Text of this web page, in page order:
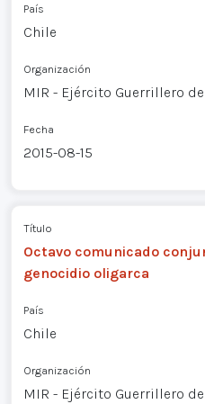
País
Chile
Organización
MIR - Ejército Guerrillero
Fecha
2015-08-15
Título
Octavo comunicado
genocidio oligarca
País
Chile
Organización
MIR - Ejército Guerrillero